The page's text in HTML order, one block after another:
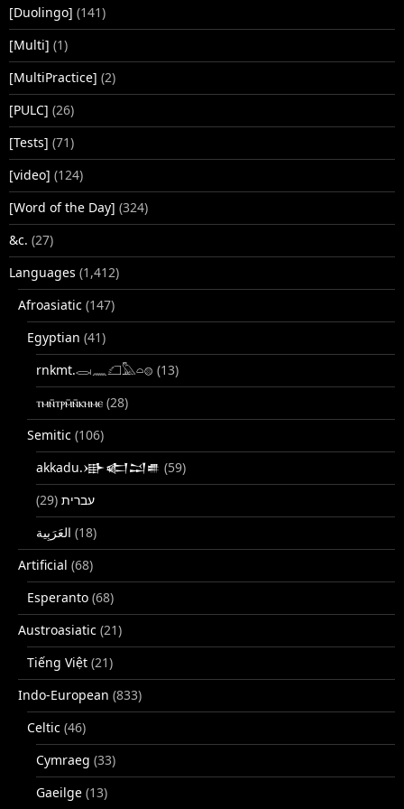
[Duolingo] (141)
[Multi] (1)
[MultiPractice] (2)
[PULC] (26)
[Tests] (71)
[video] (124)
[Word of the Day] (324)
&c. (27)
Languages (1,412)
Afroasiatic (147)
Egyptian (41)
rnkmt.𓂋𓏺𓈖𓆎𓅓𓏏𓊖 (13)
ⲧⲙⲛ̄ⲧⲣⲙ̄ⲛ̄ⲕⲏⲙⲉ (28)
Semitic (106)
akkadu.𒀝𒅗𒁺𒌑 (59)
עברית (29)
(18)
Artificial (68)
Esperanto (68)
Austroasiatic (21)
Tiếng Việt (21)
Indo-European (833)
Celtic (46)
Cymraeg (33)
Gaeilge (13)